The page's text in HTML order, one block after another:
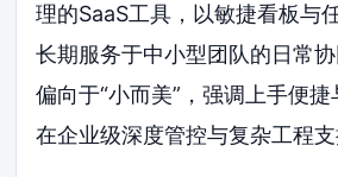
理的SaaS工具，以敏捷看板与
长期服务于中小型团队的日常
偏向于“小而美”，强调上手便
在企业级深度管控与复杂工程支